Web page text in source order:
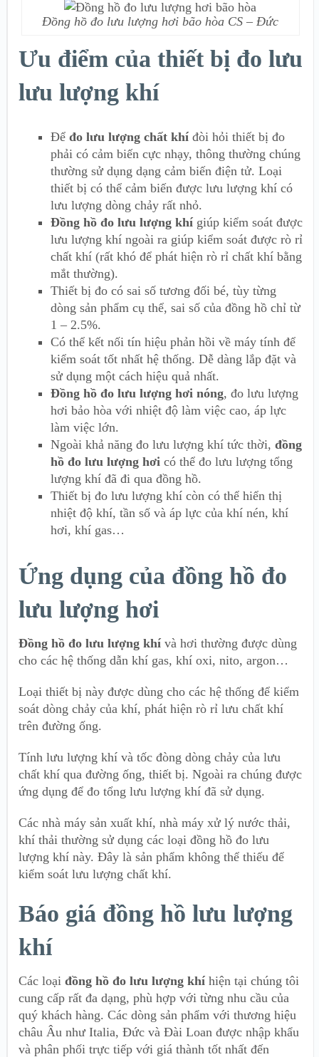
Đồng hồ đo lưu lượng hơi bão hòa CS – Đức
Ưu điểm của thiết bị đo lưu
lưu lượng khí
Để đo lưu lượng chất khí đòi hỏi thiết bị đo
phải có cảm biến cực nhạy, thông thường chúng
thường sử dụng dạng cảm biến điện tử. Loại
thiết bị có thể cảm biến được lưu lượng khí có
lưu lượng dòng chảy rất nhỏ.
Đồng hồ đo lưu lượng khí giúp kiểm soát được
lưu lượng khí ngoài ra giúp kiểm soát được rò rỉ
chất khí (rất khó để phát hiện rò rỉ chất khí bằng
mắt thường).
Thiết bị đo có sai số tương đối bé, tùy từng
dòng sản phẩm cụ thể, sai số của đồng hồ chỉ từ
1 – 2.5%.
Có thể kết nối tín hiệu phản hồi về máy tính để
kiểm soát tốt nhất hệ thống. Dễ dàng lắp đặt và
sử dụng một cách hiệu quả nhất.
Đồng hồ đo lưu lượng hơi nóng, đo lưu lượng
hơi bảo hòa với nhiệt độ làm việc cao, áp lực
làm việc lớn.
Ngoài khả năng đo lưu lượng khí tức thời, đồng
hồ đo lưu lượng hơi có thể đo lưu lượng tổng
lượng khí đã đi qua đồng hồ.
Thiết bị đo lưu lượng khí còn có thể hiển thị
nhiệt độ khí, tần số và áp lực của khí nén, khí
hơi, khí gas…
Ứng dụng của đồng hồ đo
lưu lượng hơi
Đồng hồ đo lưu lượng khí và hơi thường được dùng
cho các hệ thống dẫn khí gas, khí oxi, nito, argon…
Loại thiết bị này được dùng cho các hệ thống để kiểm
soát dòng chảy của khí, phát hiện rò rỉ lưu chất khí
trên đường ống.
Tính lưu lượng khí và tốc đòng dòng chảy của lưu
chất khí qua đường ống, thiết bị. Ngoài ra chúng được
ứng dụng để đo tổng lưu lượng khí đã sử dụng.
Các nhà máy sản xuất khí, nhà máy xử lý nước thải,
khí thải thường sử dụng các loại đồng hồ đo lưu
lượng khí này. Đây là sản phẩm không thể thiếu để
kiểm soát lưu lượng chất khí.
Báo giá đồng hồ lưu lượng
khí
Các loại đồng hồ đo lưu lượng khí hiện tại chúng tôi
cung cấp rất đa dạng, phù hợp với từng nhu cầu của
quý khách hàng. Các dòng sản phẩm với thương hiệu
châu Âu như Italia, Đức và Đài Loan được nhập khẩu
và phân phối trực tiếp với giá thành tốt nhất đến